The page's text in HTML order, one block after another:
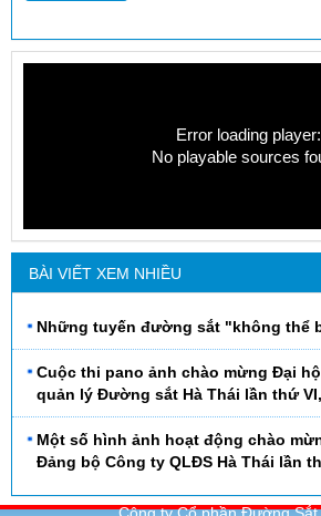
Error loading player:
No playable sources
BÀI VIẾT XEM NHIỀU
Những tuyến đường sắt "không thể
Cuộc thi pano ảnh chào mừng Đại
quản lý Đường sắt Hà Thái lần thứ
2020
Một số hình ảnh hoạt động chào
Đảng bộ Công ty QLĐS Hà Thái lần